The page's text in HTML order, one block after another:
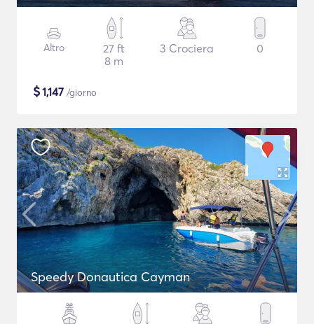
Altro
27 ft
8 m
3 Crociera 0
$1,147 /giorno
Speedy Donautica Cayman